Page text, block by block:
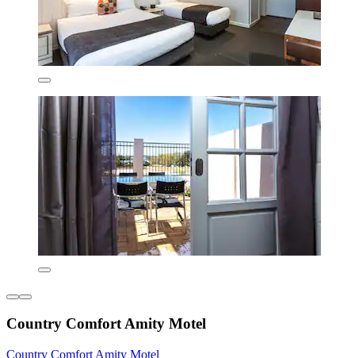
Country Comfort Amity Motel
Country Comfort Amity Motel